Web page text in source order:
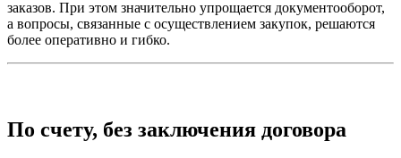
заказов. При этом значительно упрощается документооборот,
а вопросы, связанные с осуществлением закупок, решаются
более оперативно и гибко.
По счету, без заключения договора